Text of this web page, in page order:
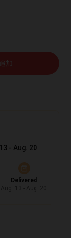
加
- Aug. 20
Delivered